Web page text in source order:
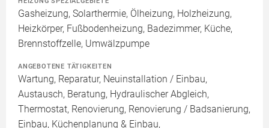
Gasheizung, Solarthermie, Ölheizung, Holzheizung,
Heizkörper, Fußbodenheizung, Badezimmer, Küche,
Brennstoffzelle, Umwälzpumpe
ANGEBOTENE TÄTIGKEITEN
Wartung, Reparatur, Neuinstallation / Einbau,
Austausch, Beratung, Hydraulischer Abgleich,
Thermostat, Renovierung, Renovierung / Badsanierung,
Einbau, Küchenplanung & Einbau,